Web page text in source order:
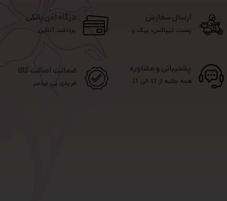
ارسال سفارش
پست، تیپاکس، پیک و...
درگاه امن بانکی
پرداخت آنلاین
پشتیبانی و مشاوره
همه جانبه از 11 الی 21
ضمانت اصالت کالا
خریدی بی دردسر